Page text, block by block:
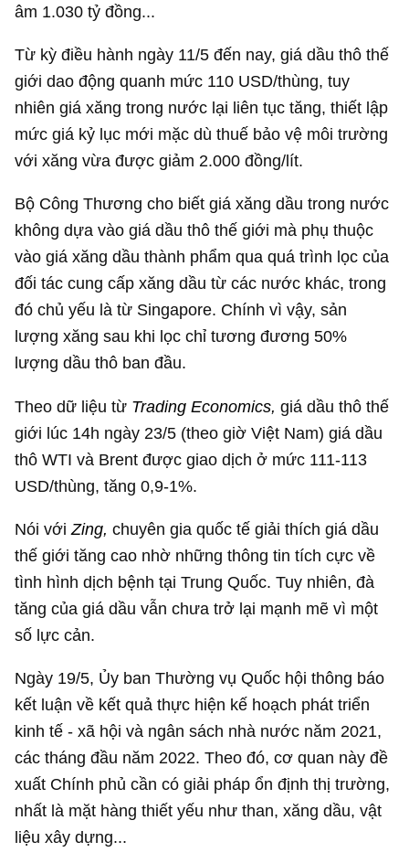
âm 1.030 tỷ đồng...
Từ kỳ điều hành ngày 11/5 đến nay, giá dầu thô thế
giới dao động quanh mức 110 USD/thùng, tuy
nhiên giá xăng trong nước lại liên tục tăng, thiết lập
mức giá kỷ lục mới mặc dù thuế bảo vệ môi trường
với xăng vừa được giảm 2.000 đồng/lít.
Bộ Công Thương cho biết giá xăng dầu trong nước
không dựa vào giá dầu thô thế giới mà phụ thuộc
vào giá xăng dầu thành phẩm qua quá trình lọc của
đối tác cung cấp xăng dầu từ các nước khác, trong
đó chủ yếu là từ Singapore. Chính vì vậy, sản
lượng xăng sau khi lọc chỉ tương đương 50%
lượng dầu thô ban đầu.
Theo dữ liệu từ Trading Economics, giá dầu thô thế
giới lúc 14h ngày 23/5 (theo giờ Việt Nam) giá dầu
thô WTI và Brent được giao dịch ở mức 111-113
USD/thùng, tăng 0,9-1%.
Nói vớiZing, chuyên gia quốc tế giải thích giá dầu
thế giới tăng cao nhờ những thông tin tích cực về
tình hình dịch bệnh tại Trung Quốc. Tuy nhiên, đà
tăng của giá dầu vẫn chưa trở lại mạnh mẽ vì một
số lực cản.
Ngày 19/5, Ủy ban Thường vụ Quốc hội thông báo
kết luận về kết quả thực hiện kế hoạch phát triển
kinh tế - xã hội và ngân sách nhà nước năm 2021,
các tháng đầu năm 2022. Theo đó, cơ quan này đề
xuất Chính phủ cần có giải pháp ổn định thị trường,
nhất là mặt hàng thiết yếu như than, xăng dầu, vật
liệu xây dựng...